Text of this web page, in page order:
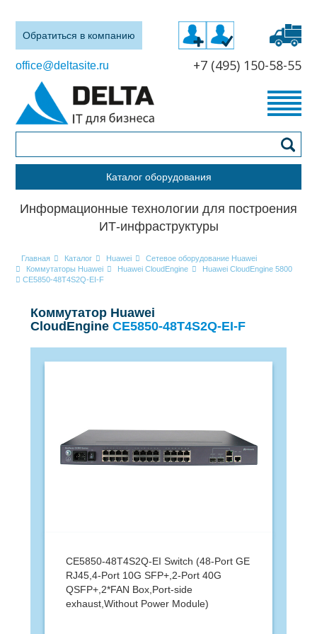
Обратиться в компанию
office@deltasite.ru +7 (495) 150-58-55
Каталог оборудования
Информационные технологии для построения
ИТ-инфраструктуры
Главная Каталог Huawei
Сетевое оборудование Huawei
Коммутаторы Huawei
Huawei CloudEngine
Huawei CloudEngine 5800
CE5850-48T4S2Q-EI-F
Коммутатор Huawei
CloudEngine CE5850-48T4S2Q-EI-F
CE5850-48T4S2Q-EI Switch (48-Port GE
RJ45,4-Port 10G SFP+,2-Port 40G
QSFP+,2*FAN Box,Port-side
exhaust,Without Power Module)